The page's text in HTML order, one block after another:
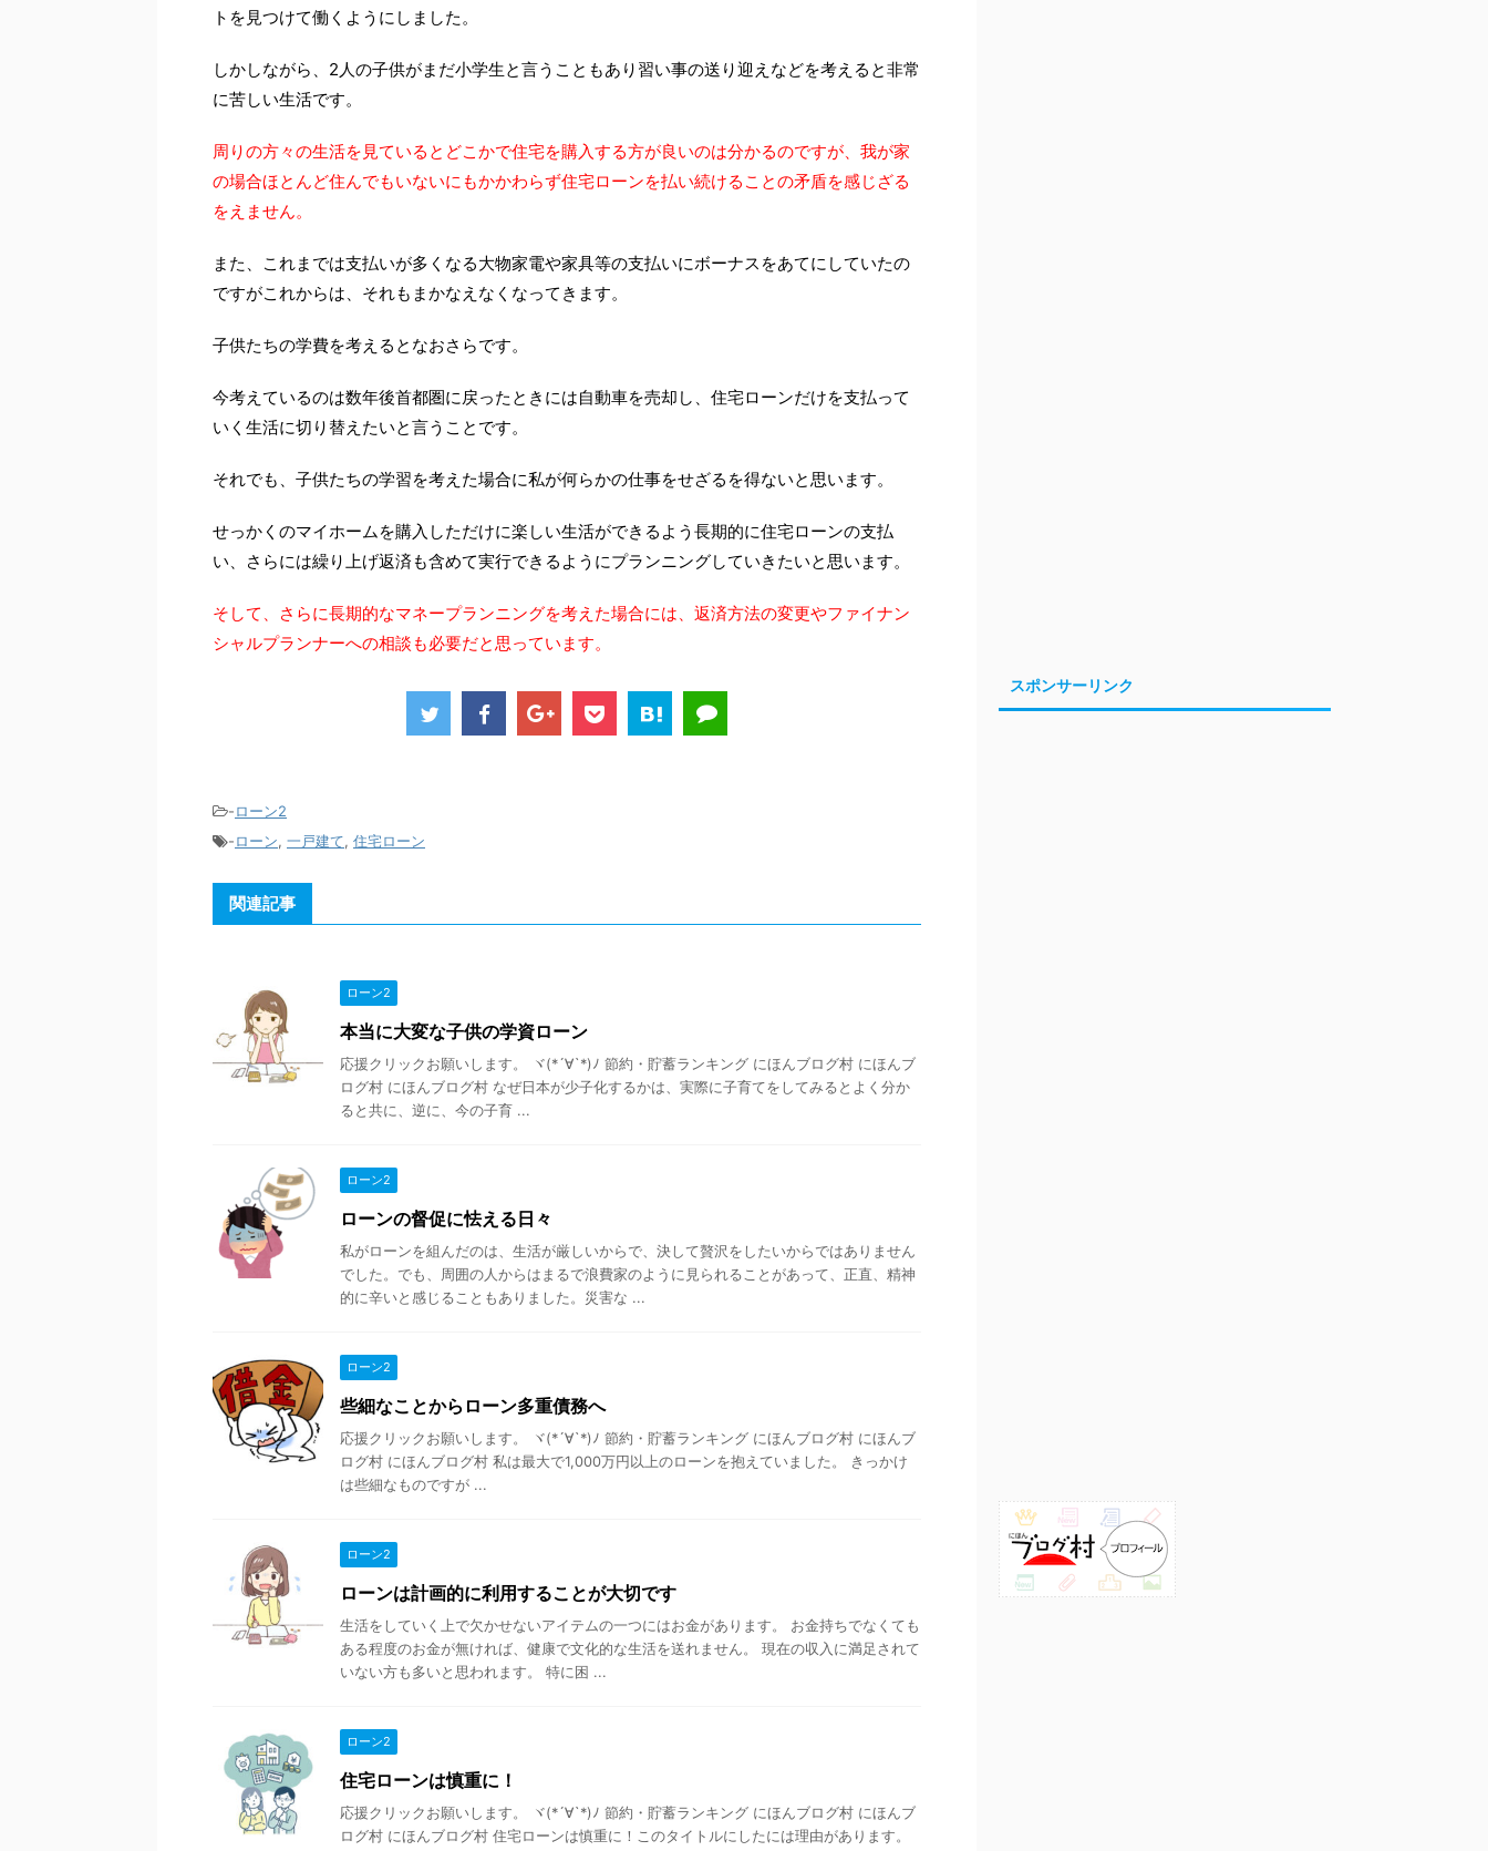
トを見つけて働くようにしました。
しかしながら、2人の子供がまだ小学生と言うこともあり習い事の送り迎えなどを考えると非常
に苦しい生活です。
周りの方々の生活を見ているとどこかで住宅を購入する方が良いのは分かるのですが、我が家
の場合ほとんど住んでもいないにもかかわらず住宅ローンを払い続けることの矛盾を感じざる
をえません。
また、これまでは支払いが多くなる大物家電や家具等の支払いにボーナスをあてにしていたの
ですがこれからは、それもまかなえなくなってきます。
子供たちの学費を考えるとなおさらです。
今考えているのは数年後首都圏に戻ったときには自動車を売却し、住宅ローンだけを支払って
いく生活に切り替えたいと言うことです。
それでも、子供たちの学習を考えた場合に私が何らかの仕事をせざるを得ないと思います。
せっかくのマイホームを購入しただけに楽しい生活ができるよう長期的に住宅ローンの支払
い、さらには繰り上げ返済も含めて実行できるようにプランニングしていきたいと思います。
そして、さらに長期的なマネープランニングを考えた場合には、返済方法の変更やファイナン
シャルプランナーへの相談も必要だと思っています。
-ローン2
-ローン, 一戸建て, 住宅ローン
関連記事
ローン2
本当に大変な子供の学資ローン
応援クリックお願いします。 ヾ(*´∀`*)ﾉ 節約・貯蓄ランキング にほんブログ村 にほんブ
ログ村 にほんブログ村 なぜ日本が少子化するかは、実際に子育てをしてみるとよく分か
ると共に、逆に、今の子育 ...
ローン2
ローンの督促に怯える日々
私がローンを組んだのは、生活が厳しいからで、決して贅沢をしたいからではありません
でした。でも、周囲の人からはまるで浪費家のように見られることがあって、正直、精神
的に辛いと感じることもありました。災害な ...
ローン2
些細なことからローン多重債務へ
応援クリックお願いします。 ヾ(*´∀`*)ﾉ 節約・貯蓄ランキング にほんブログ村 にほんブ
ログ村 にほんブログ村 私は最大で1,000万円以上のローンを抱えていました。 きっかけ
は些細なものですが ...
ローン2
ローンは計画的に利用することが大切です
生活をしていく上で欠かせないアイテムの一つにはお金があります。 お金持ちでなくても
ある程度のお金が無ければ、健康で文化的な生活を送れません。 現在の収入に満足されて
いない方も多いと思われます。 特に困 ...
ローン2
住宅ローンは慎重に！
応援クリックお願いします。 ヾ(*´∀`*)ﾉ 節約・貯蓄ランキング にほんブログ村 にほんブ
ログ村 にほんブログ村 住宅ローンは慎重に！このタイトルにしたには理由があります。
スポンサーリンク